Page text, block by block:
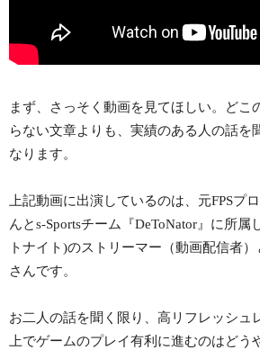
まず、さっそく動画を見てほしい。どこ
らない文章よりも、実績のある人の話を
なります。
上記動画に出演しているのは、元FPSプ
んとs-Sportsチーム『DeToNator』に所属
トナイト)のストリーマー（動画配信者
さんです。
お二人の話を聞く限り、高リフレッシュ
上でゲームのプレイ有利に進むのはどう